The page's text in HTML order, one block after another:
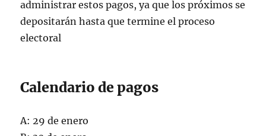
administrar estos pagos, ya que los próximos se
depositarán hasta que termine el proceso
electoral
Calendario de pagos
A: 29 de enero